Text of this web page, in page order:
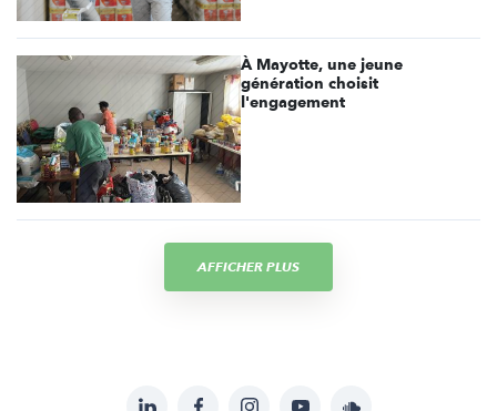
À Mayotte, une jeune
génération choisit
l'engagement
AFFICHER PLUS
LinkedInFacebookInstagramYouTubeSoundcloud